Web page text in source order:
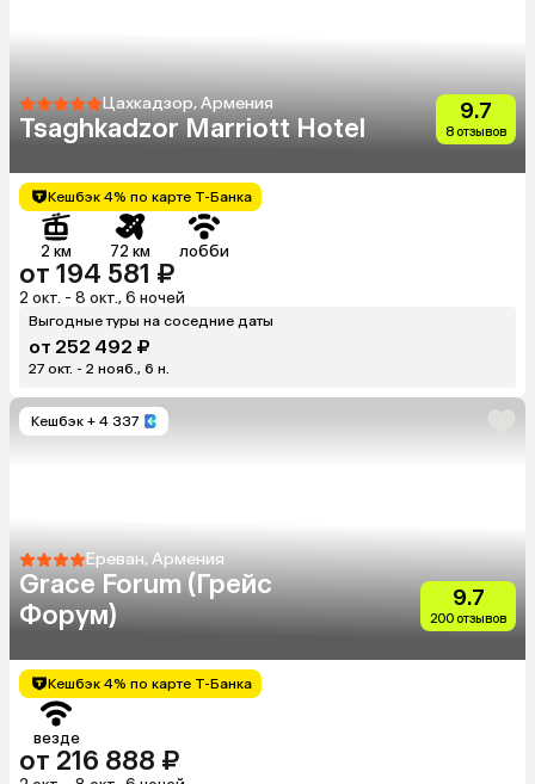
Цахкадзор, Армения
Tsaghkadzor Marriott Hotel
9.7
8 отзывов
Кешбэк 4% по карте Т-Банка
2 км 72 км лобби
от 194 581 ₽
2 окт. - 8 окт., 6 ночей
Выгодные туры на соседние даты
от 252 492 ₽
27 окт. - 2 нояб., 6 н.
Кешбэк + 4 337
Ереван, Армения
Grace Forum (Грейс
Форум)
9.7
200 отзывов
Кешбэк 4% по карте Т-Банка
везде
от 216 888 ₽